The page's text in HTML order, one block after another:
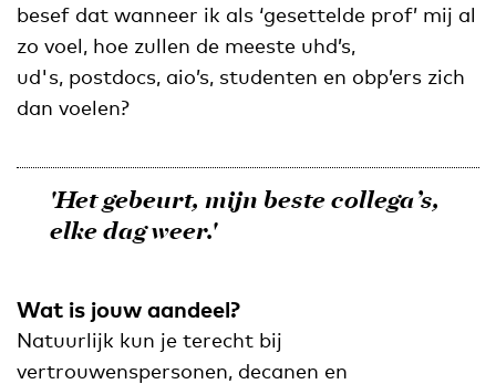
besef dat wanneer ik als ‘gesettelde prof’ mij al
zo voel, hoe zullen de meeste uhd’s,
ud's, postdocs, aio’s, studenten en obp’ers zich
dan voelen?
'Het gebeurt, mijn beste collega’s,
elke dag weer.'
Wat is jouw aandeel?
Natuurlijk kun je terecht bij
vertrouwenspersonen, decanen en